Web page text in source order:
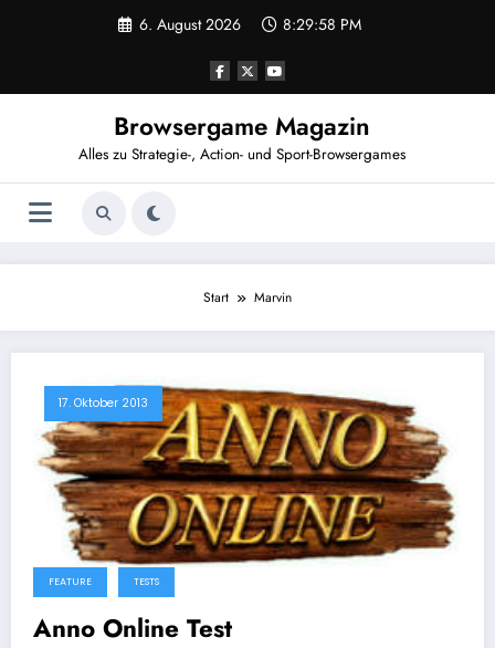
6. August 2026 8:29:58 PM
Browsergame Magazin
Alles zu Strategie-, Action- und Sport-Browsergames
Start Marvin
17. Oktober 2013
FEATURE TESTS
Anno Online Test